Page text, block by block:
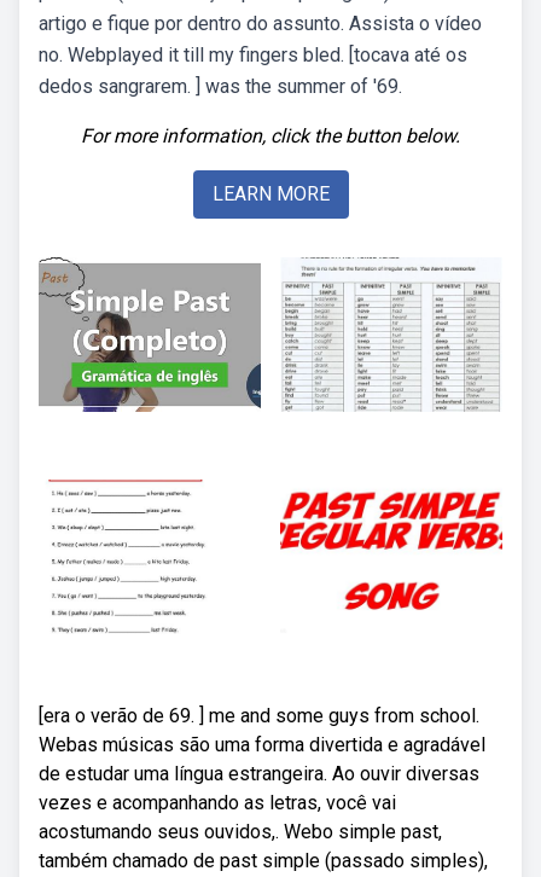
artigo e fique por dentro do assunto. Assista o vídeo
no. Webplayed it till my fingers bled. [tocava até os
dedos sangrarem. ] was the summer of '69.
For more information, click the button below.
LEARN MORE
[era o verão de 69. ] me and some guys from school.
Webas músicas são uma forma divertida e agradável
de estudar uma língua estrangeira. Ao ouvir diversas
vezes e acompanhando as letras, você vai
acostumando seus ouvidos,. Webo simple past,
também chamado de past simple (passado simples),